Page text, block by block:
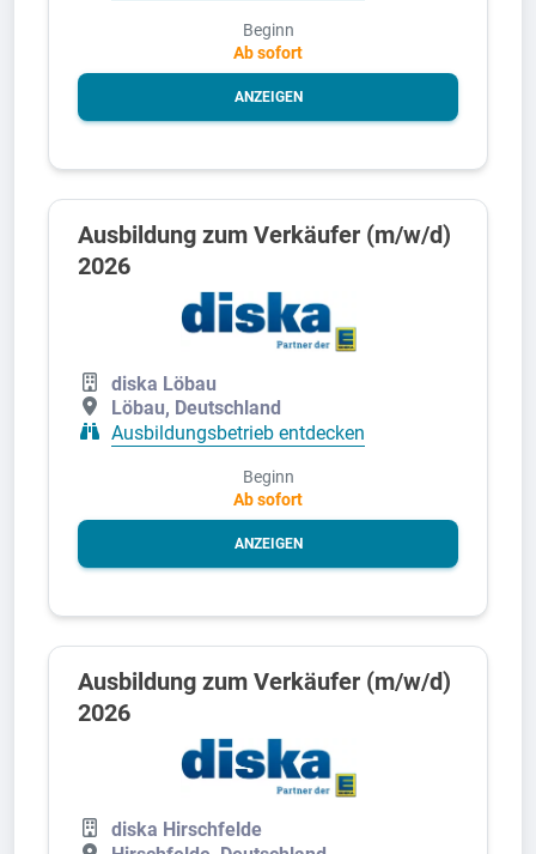
Beginn
Ab sofort
ANZEIGEN
Ausbildung zum Verkäufer (m/w/d)
2026
diska Löbau
Löbau, Deutschland
Ausbildungsbetrieb entdecken
Beginn
Ab sofort
ANZEIGEN
Ausbildung zum Verkäufer (m/w/d)
2026
diska Hirschfelde